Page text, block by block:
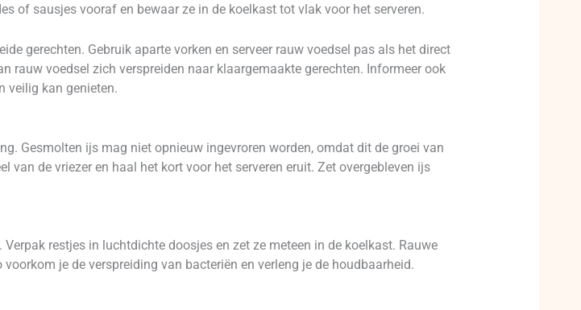
of sausjes vooraf en bewaar ze in de koelkast tot vlak voor het serveren.
gerechten. Gebruik aparte vorken en serveer rauw voedsel pas als het direct
rauw voedsel zich verspreiden naar klaargemaakte gerechten. Informeer ook
veilig kan genieten.
Gesmolten ijs mag niet opnieuw ingevroren worden, omdat dit de groei van
van de vriezer en haal het kort voor het serveren eruit. Zet overgebleven ijs
restjes in luchtdichte doosjes en zet ze meteen in de koelkast. Rauwe
je de verspreiding van bacteriën en verleng je de houdbaarheid.